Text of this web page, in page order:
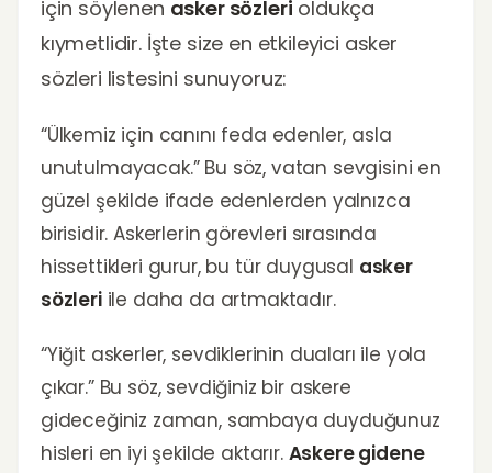
için söylenen asker sözleri oldukça
kıymetlidir. İşte size en etkileyici asker
sözleri listesini sunuyoruz:
“Ülkemiz için canını feda edenler, asla
unutulmayacak.” Bu söz, vatan sevgisini en
güzel şekilde ifade edenlerden yalnızca
birisidir. Askerlerin görevleri sırasında
hissettikleri gurur, bu tür duygusal asker
sözleriile daha da artmaktadır.
“Yiğit askerler, sevdiklerinin duaları ile yola
çıkar.” Bu söz, sevdiğiniz bir askere
gideceğiniz zaman, sambaya duyduğunuz
hisleri en iyi şekilde aktarır. Askere gidene